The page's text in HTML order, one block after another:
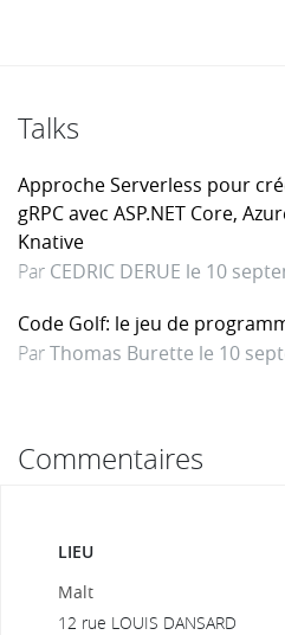
Talks
Approche Serverless pour
gRPC avec ASP.NET Core,
Knative
Par CEDRIC DERUE le 10
Code Golf: le jeu de
ParThomas Burette le 10
Commentaires
LIEU
Malt
12 rue LOUIS DANSARD